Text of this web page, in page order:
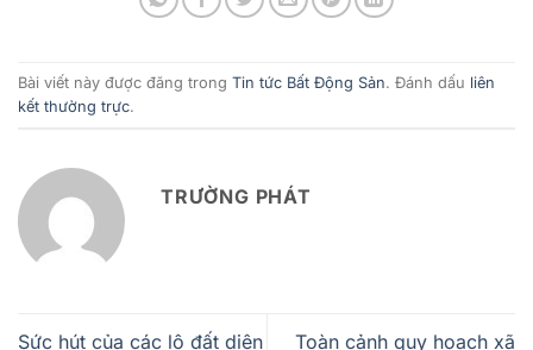
Bài viết này được đăng trong Tin tức Bất Động Sản. Đánh dấu liên
kết thường trực.
TRƯỜNG PHÁT
Sức hút của các lô đất diện
Toàn cảnh quy hoạch xã